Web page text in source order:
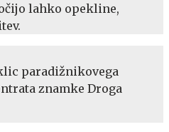
lahko opekline,
paradižnikovega
znamke Droga